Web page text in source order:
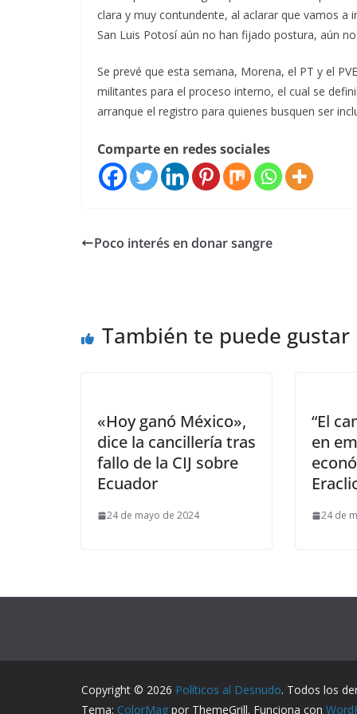
clara y muy contundente, al aclarar que vamos a
San Luis Potosí aún no han fijado postura, aún
Se prevé que esta semana, Morena, el PT y el
militantes para el proceso interno, el cual se
arranque el registro para quienes busquen ser
Comparte en redes sociales
Poco interés en donar sangre
También te puede gustar
«Hoy ganó México»,
dice la cancillería tras
fallo de la CIJ sobre
Ecuador
24 de mayo de 2024
“El
en
24 de
Copyright © 2026 Políticos al Desnudo. Todos los
Tema: ColorMag por ThemeGrill. Funciona con